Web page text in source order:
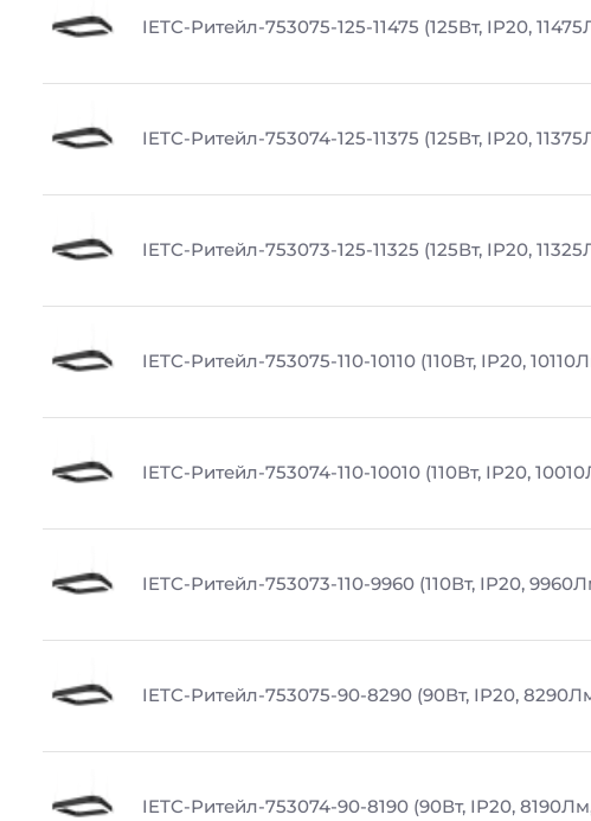
IETC-Ритейл-753075-125-11475 (125Вт, IP20,
IETC-Ритейл-753074-125-11375 (125Вт, IP20,
IETC-Ритейл-753073-125-11325 (125Вт, IP20,
IETC-Ритейл-753075-110-10110 (110Вт, IP20,
IETC-Ритейл-753074-110-10010 (110Вт, IP20,
IETC-Ритейл-753073-110-9960 (110Вт, IP20,
IETC-Ритейл-753075-90-8290 (90Вт, IP20,
IETC-Ритейл-753074-90-8190 (90Вт, IP20,